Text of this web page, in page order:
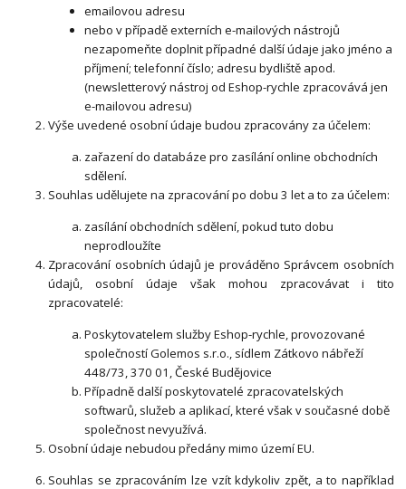
emailovou adresu
nebo v případě externích e-mailových nástrojů
nezapomeňte doplnit případné další údaje jako jméno a
příjmení; telefonní číslo; adresu bydliště apod.
(newsletterový nástroj od Eshop-rychle zpracovává jen
e-mailovou adresu)
Výše uvedené osobní údaje budou zpracovány za účelem:
zařazení do databáze pro zasílání online obchodních
sdělení.
Souhlas udělujete na zpracování po dobu 3 let a to za účelem:
zasílání obchodních sdělení, pokud tuto dobu
neprodloužíte
Zpracování osobních údajů je prováděno Správcem osobních
údajů, osobní údaje však mohou zpracovávat i tito
zpracovatelé:
Poskytovatelem služby Eshop-rychle, provozované
společností Golemos s.r.o., sídlem Zátkovo nábřeží
448/73, 370 01, České Budějovice
Případně další poskytovatelé zpracovatelských
softwarů, služeb a aplikací, které však v současné době
společnost nevyužívá.
Osobní údaje nebudou předány mimo území EU.
Souhlas se zpracováním lze vzít kdykoliv zpět, a to například